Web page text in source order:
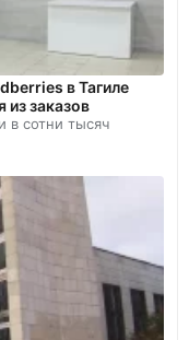
в Тагиле
из заказов
в сотни тысяч